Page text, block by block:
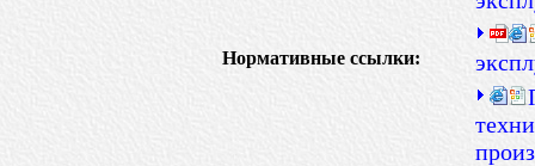
Нормативные ссылки: